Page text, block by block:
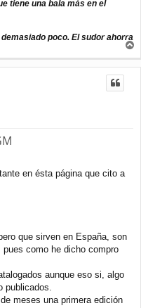
tiene una bala más en el
poco. El sudor ahorra
r
r
en ésta página que cito a
que sirven en España, son
como he dicho compro
aunque eso si, algo
publicados.
meses una primera edición